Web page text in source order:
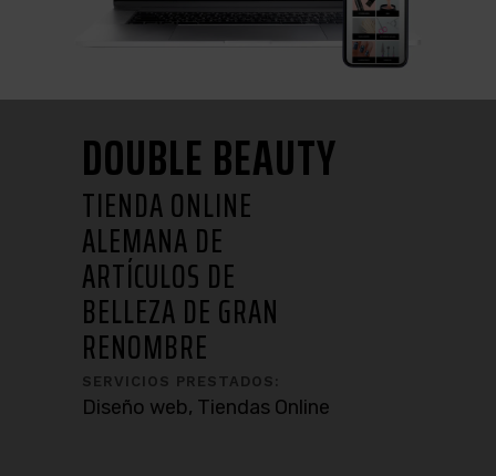
DOUBLE BEAUTY
TIENDA ONLINE
ALEMANA DE
ARTÍCULOS DE
BELLEZA DE GRAN
RENOMBRE
SERVICIOS PRESTADOS:
Diseño web, Tiendas Online